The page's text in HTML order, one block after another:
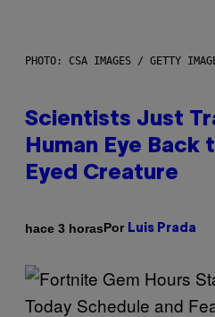
PHOTO: CSA IMAGES / GETTY
Scientists Just
Human Eye Back
Eyed Creature
hace 3 horasPor Luis Prada